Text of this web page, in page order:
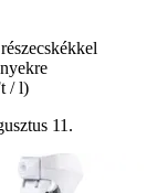
/ l)
11.